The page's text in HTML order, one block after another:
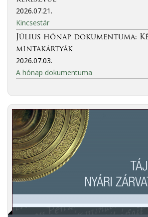
2026.07.21.
Kincsestár
Július hónap dokumentuma:
mintakártyák
2026.07.03.
A hónap dokumentuma